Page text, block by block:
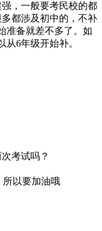
，一般要考民校的都
都涉及初中的，不补
准备就差不多了。如
6年级开始补。
考试吗？
所以要加油哦